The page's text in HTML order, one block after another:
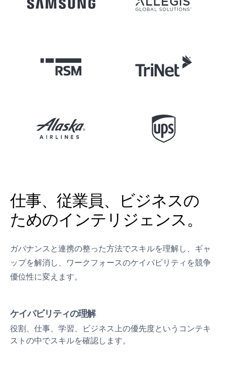
仕事、従業員、ビジネスの
ためのインテリジェンス。
ガバナンスと連携の整った方法でスキルを理解し、ギャ
ップを解消し、ワークフォースのケイパビリティを競争
優位性に変えます。
ケイパビリティの理解
役割、仕事、学習、ビジネス上の優先度というコンテキ
ストの中でスキルを確認します。